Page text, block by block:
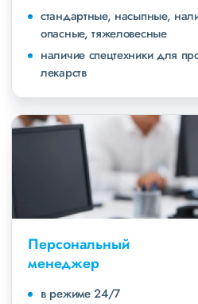
стандартные, насыпные,
опасные, тяжеловесные
наличие спецтехники для
лекарств
Персональный
менеджер
в режиме 24/7